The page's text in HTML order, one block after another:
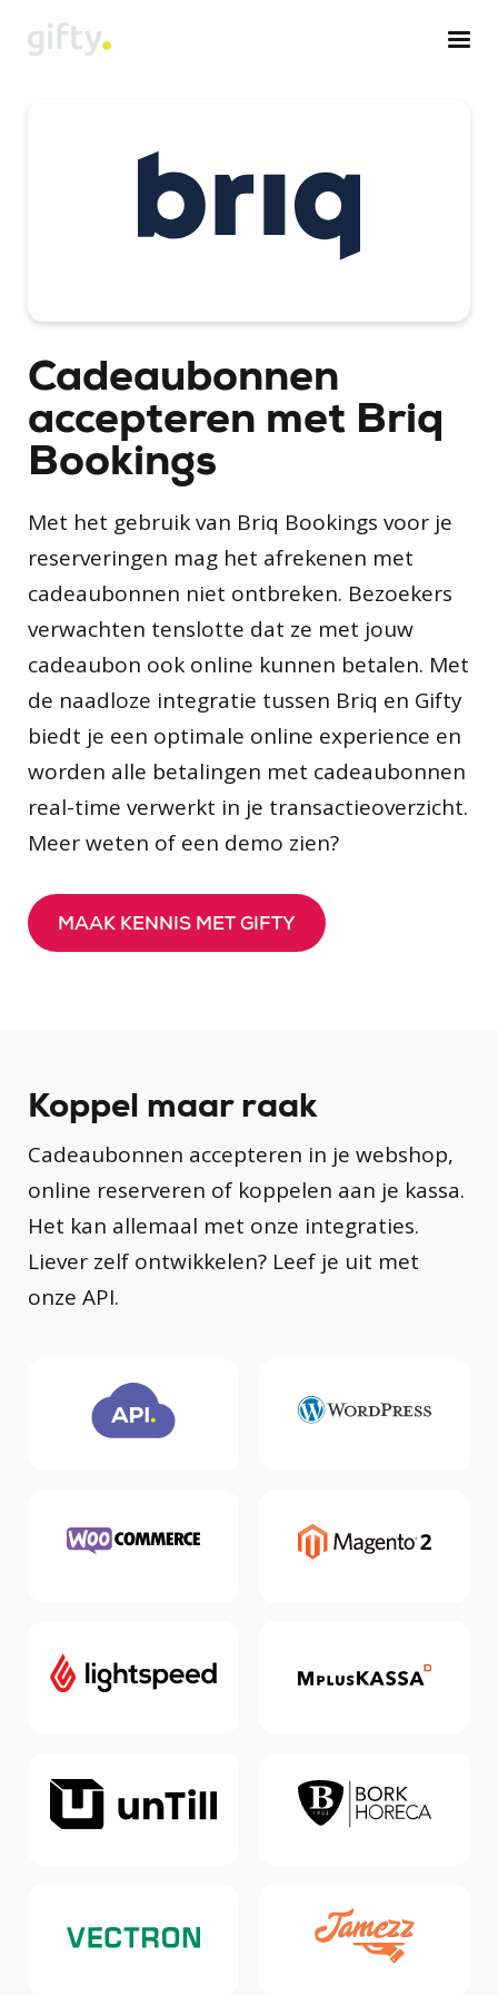
Cadeaubonnen
accepteren met Briq
Bookings
Met het gebruik van Briq Bookings voor je
reserveringen mag het afrekenen met
cadeaubonnen niet ontbreken. Bezoekers
verwachten tenslotte dat ze met jouw
cadeaubon ook online kunnen betalen. Met
de naadloze integratie tussen Briq en Gifty
biedt je een optimale online experience en
worden alle betalingen met cadeaubonnen
real-time verwerkt in je transactieoverzicht.
Meer weten of een demo zien?
MAAK KENNIS MET GIFTY
Koppel maar raak
Cadeaubonnen accepteren in je webshop,
online reserveren of koppelen aan je kassa.
Het kan allemaal met onze integraties.
Liever zelf ontwikkelen? Leef je uit met
onze API.